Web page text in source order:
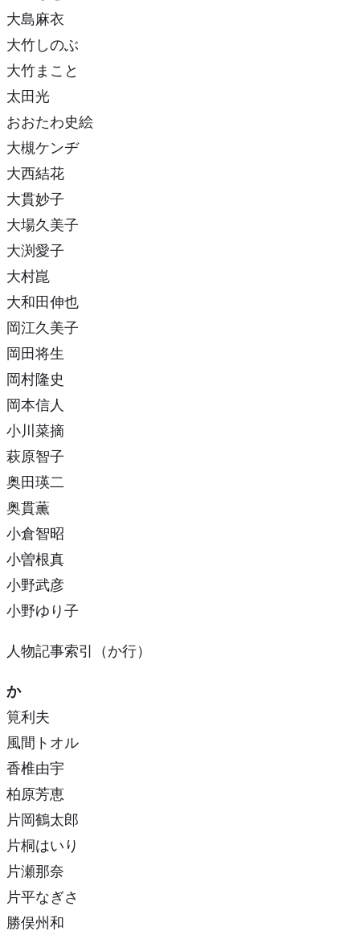
大島麻衣
大竹しのぶ
大竹まこと
太田光
おおたわ史絵
大槻ケンヂ
大西結花
大貫妙子
大場久美子
大渕愛子
大村崑
大和田伸也
岡江久美子
岡田将生
岡村隆史
岡本信人
小川菜摘
萩原智子
奥田瑛二
奥貫薫
小倉智昭
小曽根真
小野武彦
小野ゆり子
人物記事索引（か行）
か
筧利夫
風間トオル
香椎由宇
柏原芳恵
片岡鶴太郎
片桐はいり
片瀬那奈
片平なぎさ
勝俣州和